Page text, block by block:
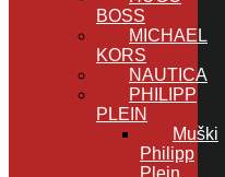
BOSS
MICHAEL
KORS
NAUTICA
PHILIPP
PLEIN
Muški
Philipp
Plein